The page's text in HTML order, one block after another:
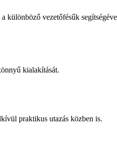
különböző vezetőfésűk
kialakítását.
praktikus utazás közben is.